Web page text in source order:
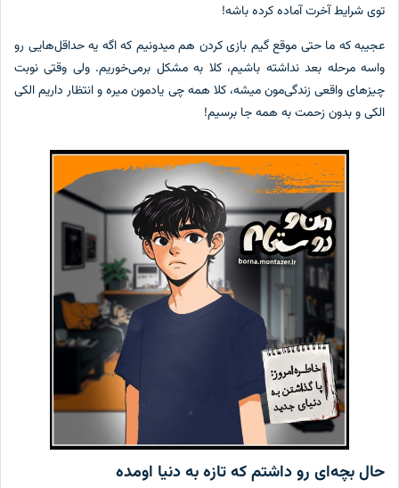
توی شرایط آخرت آماده کرده باشه!
عجیبه که ما حتی موقع گیم بازی کردن هم میدونیم که اگه یه حداقل‌هایی رو
واسه مرحله بعد نداشته باشیم، کلا به مشکل برمی‌خوریم. ولی وقتی نوبت
چیزهای واقعی زندگی‌مون میشه، کلا همه چی یادمون میره و انتظار داریم الکی
الکی و بدون زحمت به همه جا برسیم!
حال بچه‌ای رو داشتم که تازه به دنیا اومده